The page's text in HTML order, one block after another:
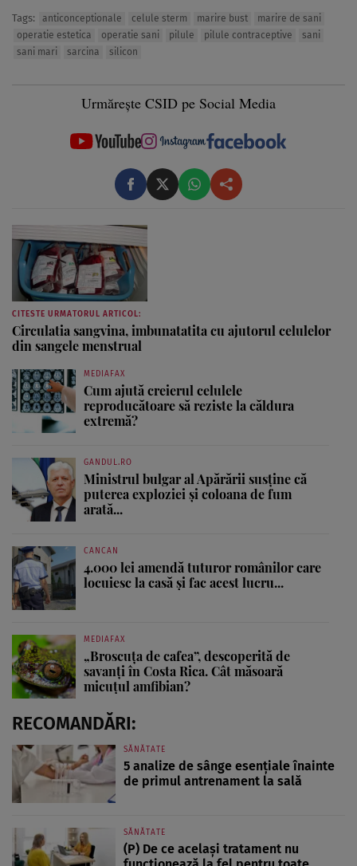
Tags: anticonceptionale celule sterm marire bust
marire de sani
operatie estetica
operatie sani pilule pilule contraceptive
sani
sani mari
sarcina silicon
Urmărește CSID pe Social Media
CITESTE URMATORUL ARTICOL:
Circulatia sangvina, imbunatatita cu ajutorul celulelor
din sangele menstrual
MEDIAFAX
Cum ajută creierul celulele
reproducătoare să reziste la căldura
extremă?
GANDUL.RO
Ministrul bulgar al Apărării susține că
puterea exploziei și coloana de fum
arată...
CANCAN
4.000 lei amendă tuturor românilor care
locuiesc la casă și fac acest lucru...
MEDIAFAX
„Broscuța de cafea”, descoperită de
savanți în Costa Rica. Cât măsoară
micuțul amfibian?
RECOMANDĂRI:
SĂNĂTATE
5 analize de sânge esențiale înainte
de primul antrenament la sală
SĂNĂTATE
(P) De ce același tratament nu